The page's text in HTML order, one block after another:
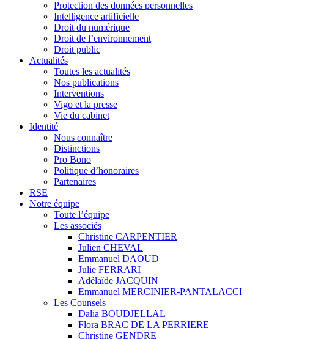
Protection des données personnelles
Intelligence artificielle
Droit du numérique
Droit de l’environnement
Droit public
Actualités
Toutes les actualités
Nos publications
Interventions
Vigo et la presse
Vie du cabinet
Identité
Nous connaître
Distinctions
Pro Bono
Politique d’honoraires
Partenaires
RSE
Notre équipe
Toute l’équipe
Les associés
Christine CARPENTIER
Julien CHEVAL
Emmanuel DAOUD
Julie FERRARI
Adélaïde JACQUIN
Emmanuel MERCINIER-PANTALACCI
Les Counsels
Dalia BOUDJELLAL
Flora BRAC DE LA PERRIERE
Christine GENDRE